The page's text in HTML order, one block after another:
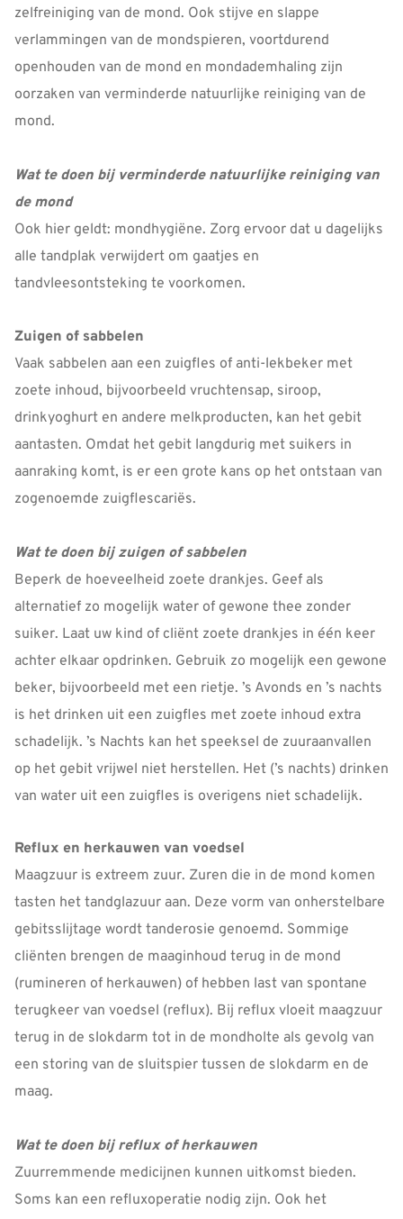
zelfreiniging van de mond. Ook stijve en slappe
verlammingen van de mondspieren, voortdurend
openhouden van de mond en mondademhaling zijn
oorzaken van verminderde natuurlijke reiniging van de
mond.
Wat te doen bij verminderde natuurlijke reiniging van
de mond
Ook hier geldt: mondhygiëne. Zorg ervoor dat u dagelijks
alle tandplak verwijdert om gaatjes en
tandvleesontsteking te voorkomen.
Zuigen of sabbelen
Vaak sabbelen aan een zuigfles of anti-lekbeker met
zoete inhoud, bijvoorbeeld vruchtensap, siroop,
drinkyoghurt en andere melkproducten, kan het gebit
aantasten. Omdat het gebit langdurig met suikers in
aanraking komt, is er een grote kans op het ontstaan van
zogenoemde zuigflescariës.
Wat te doen bij zuigen of sabbelen
Beperk de hoeveelheid zoete drankjes. Geef als
alternatief zo mogelijk water of gewone thee zonder
suiker. Laat uw kind of cliënt zoete drankjes in één keer
achter elkaar opdrinken. Gebruik zo mogelijk een gewone
beker, bijvoorbeeld met een rietje. ’s Avonds en ’s nachts
is het drinken uit een zuigfles met zoete inhoud extra
schadelijk. ’s Nachts kan het speeksel de zuuraanvallen
op het gebit vrijwel niet herstellen. Het (’s nachts) drinken
van water uit een zuigfles is overigens niet schadelijk.
Reflux en herkauwen van voedsel
Maagzuur is extreem zuur. Zuren die in de mond komen
tasten het tandglazuur aan. Deze vorm van onherstelbare
gebitsslijtage wordt tanderosie genoemd. Sommige
cliënten brengen de maaginhoud terug in de mond
(rumineren of herkauwen) of hebben last van spontane
terugkeer van voedsel (reflux). Bij reflux vloeit maagzuur
terug in de slokdarm tot in de mondholte als gevolg van
een storing van de sluitspier tussen de slokdarm en de
maag.
Wat te doen bij reflux of herkauwen
Zuurremmende medicijnen kunnen uitkomst bieden.
Soms kan een refluxoperatie nodig zijn. Ook het